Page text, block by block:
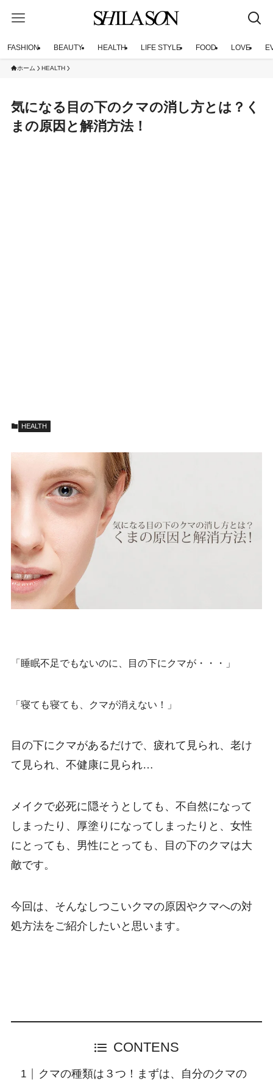
FASHION BEAUTY HEALTH LIFE STYLE FOOD LOVE
ホーム HEALTH
気になる目の下のクマの消し方とは？く
まの原因と解消方法！
HEALTH
「睡眠不足でもないのに、目の下にクマが・・・」
「寝ても寝ても、クマが消えない！」
目の下にクマがあるだけで、疲れて見られ、老け
て見られ、不健康に見られ…
メイクで必死に隠そうとしても、不自然になって
しまったり、厚塗りになってしまったりと、女性
にとっても、男性にとっても、目の下のクマは大
敵です。
今回は、そんなしつこいクマの原因やクマへの対
処方法をご紹介したいと思います。
CONTENS
クマの種類は３つ！まずは、自分のクマの